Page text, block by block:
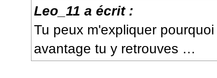
Leo_11 a écrit :
Tu peux m'expliquer
avantage tu y retrouves …